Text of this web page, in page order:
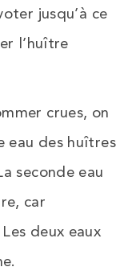
jusqu’à ce
l’huître
crues, on
eau des huîtres
seconde eau
car
deux eaux